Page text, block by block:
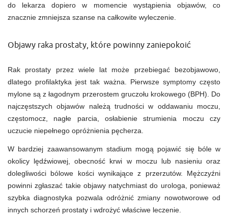
do lekarza dopiero w momencie wystąpienia objawów, co
znacznie zmniejsza szanse na całkowite wyleczenie.
Objawy raka prostaty, które powinny zaniepokoić
Rak prostaty przez wiele lat może przebiegać bezobjawowo,
dlatego profilaktyka jest tak ważna. Pierwsze symptomy często
mylone są z łagodnym przerostem gruczołu krokowego (BPH). Do
najczęstszych objawów należą trudności w oddawaniu moczu,
częstomocz, nagłe parcia, osłabienie strumienia moczu czy
uczucie niepełnego opróżnienia pęcherza.
W bardziej zaawansowanym stadium mogą pojawić się bóle w
okolicy lędźwiowej, obecność krwi w moczu lub nasieniu oraz
dolegliwości bólowe kości wynikające z przerzutów. Mężczyźni
powinni zgłaszać takie objawy natychmiast do urologa, ponieważ
szybka diagnostyka pozwala odróżnić zmiany nowotworowe od
innych schorzeń prostaty i wdrożyć właściwe leczenie.